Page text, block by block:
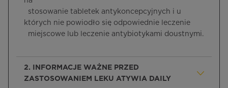
stosowanie tabletek antykoncepcyjnych i u
których nie powiodło się odpowiednie leczenie
miejscowe lub leczenie antybiotykami doustnymi.
2. INFORMACJE WAŻNE PRZED
ZASTOSOWANIEM LEKU ATYWIA DAILY